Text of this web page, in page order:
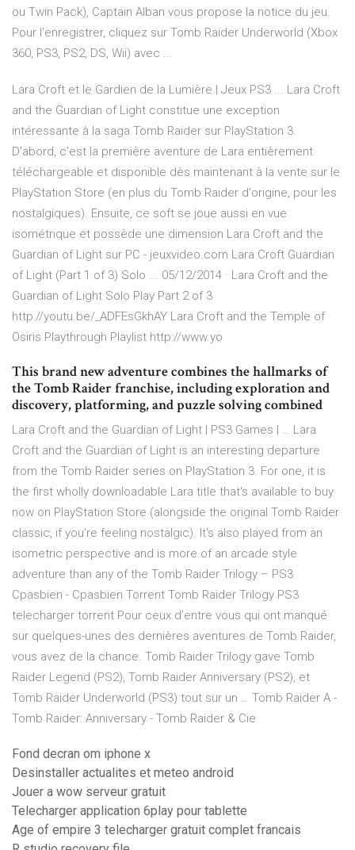
ou Twin Pack), Captain Alban vous propose la notice du jeu.
Pour l'enregistrer, cliquez sur Tomb Raider Underworld (Xbox
360, PS3, PS2, DS, Wii) avec ...
Lara Croft et le Gardien de la Lumière | Jeux PS3 ... Lara Croft
and the Guardian of Light constitue une exception
intéressante à la saga Tomb Raider sur PlayStation 3.
D'abord, c'est la première aventure de Lara entièrement
téléchargeable et disponible dès maintenant à la vente sur le
PlayStation Store (en plus du Tomb Raider d'origine, pour les
nostalgiques). Ensuite, ce soft se joue aussi en vue
isométrique et possède une dimension Lara Croft and the
Guardian of Light sur PC - jeuxvideo.com Lara Croft Guardian
of Light (Part 1 of 3) Solo ... 05/12/2014 · Lara Croft and the
Guardian of Light Solo Play Part 2 of 3
http://youtu.be/_ADFEsGkhAY Lara Croft and the Temple of
Osiris Playthrough Playlist http://www.yo
This brand new adventure combines the hallmarks of
the Tomb Raider franchise, including exploration and
discovery, platforming, and puzzle solving combined
Lara Croft and the Guardian of Light | PS3 Games | … Lara
Croft and the Guardian of Light is an interesting departure
from the Tomb Raider series on PlayStation 3. For one, it is
the first wholly downloadable Lara title that's available to buy
now on PlayStation Store (alongside the original Tomb Raider
classic, if you're feeling nostalgic). It's also played from an
isometric perspective and is more of an arcade style
adventure than any of the Tomb Raider Trilogy – PS3
Cpasbien - Cpasbien Torrent Tomb Raider Trilogy PS3
telecharger torrent Pour ceux d’entre vous qui ont manqué
sur quelques-unes des dernières aventures de Tomb Raider,
vous avez de la chance. Tomb Raider Trilogy gave Tomb
Raider Legend (PS2), Tomb Raider Anniversary (PS2), et
Tomb Raider Underworld (PS3) tout sur un … Tomb Raider A -
Tomb Raider: Anniversary - Tomb Raider & Cie
Fond decran om iphone x
Desinstaller actualites et meteo android
Jouer a wow serveur gratuit
Telecharger application 6play pour tablette
Age of empire 3 telecharger gratuit complet francais